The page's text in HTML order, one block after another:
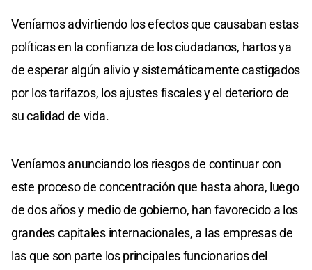
Veníamos advirtiendo los efectos que causaban estas
políticas en la confianza de los ciudadanos, hartos ya
de esperar algún alivio y sistemáticamente castigados
por los tarifazos, los ajustes fiscales y el deterioro de
su calidad de vida.
Veníamos anunciando los riesgos de continuar con
este proceso de concentración que hasta ahora, luego
de dos años y medio de gobierno, han favorecido a los
grandes capitales internacionales, a las empresas de
las que son parte los principales funcionarios del